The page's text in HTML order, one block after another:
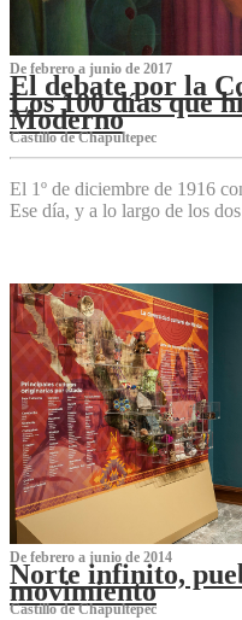
De febrero a junio de 2017
El debate por la
Los 100 días que
Moderno
Castillo de Chapultepec
El 1º de diciembre de 1916
Ese día, y a lo largo de los
De febrero a junio de 2014
Norte infinito,
movimiento
Castillo de Chapultepec